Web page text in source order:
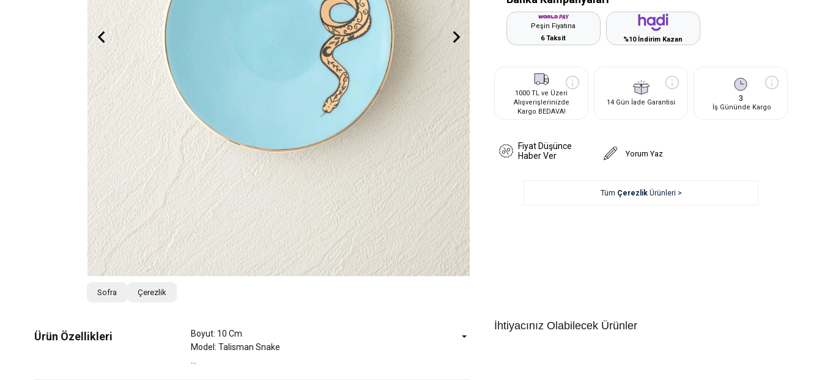
Sofra Çerezlik
Ürün Özellikleri
Boyut: 10 Cm
Model: Talisman Snake
Peşin Fiyatına
6 Taksit
%10 İndirim Kazan
1000 TL ve Üzeri
Alışverişlerinizde
Kargo BEDAVA!
14 Gün İade Garantisi 3
İş Gününde Kargo
Fiyat Düşünce
Haber Ver
Yorum Yaz
Tüm ÇerezlikÜrünleri >
İhtiyacınız Olabilecek Ürünler